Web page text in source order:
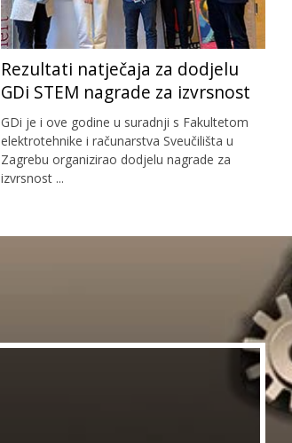
Rezultati natječaja za dodjelu
GDi STEM nagrade za izvrsnost
GDi je i ove godine u suradnji s Fakultetom
elektrotehnike i računarstva Sveučilišta u
Zagrebu organizirao dodjelu nagrade za
izvrsnost ...